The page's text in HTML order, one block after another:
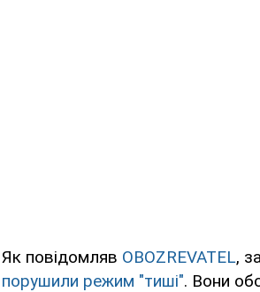
Як повідомляв OBOZREVATEL,
порушили режим "тиші". Вони